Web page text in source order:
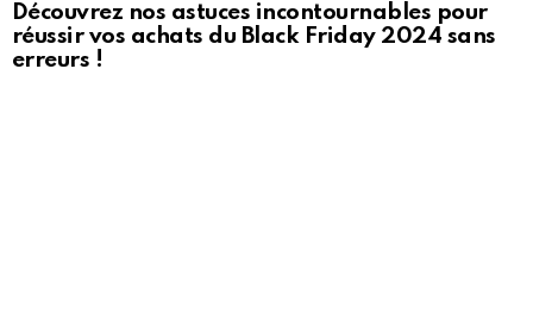
Découvrez nos astuces incontournables pour
réussir vos achats du Black Friday 2024 sans
erreurs !